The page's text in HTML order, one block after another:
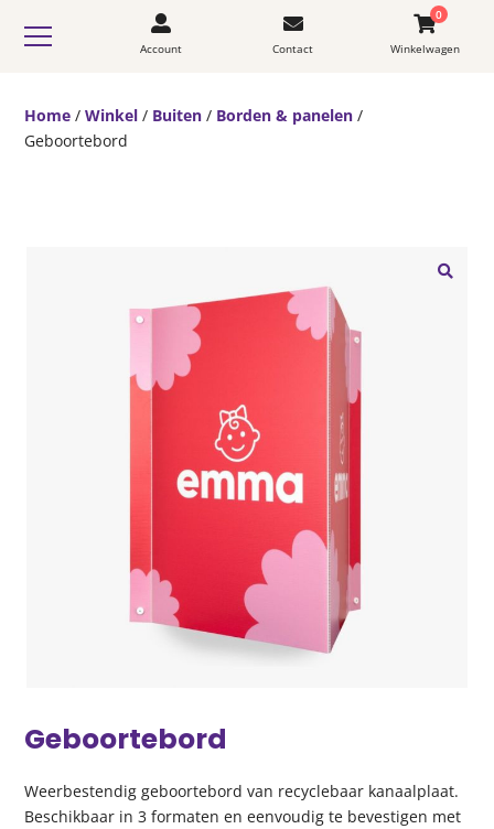
Account Contact
0
Winkelwagen
Home /Winkel / Buiten / Borden & panelen /
Geboortebord
Geboortebord
Weerbestendig geboortebord van recyclebaar kanaalplaat.
Beschikbaar in 3 formaten en eenvoudig te bevestigen met